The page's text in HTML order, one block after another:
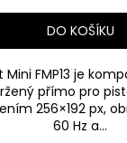
DO KOŠÍKU
Mini FMP13 je
přímo pro
256×192 px,
60 Hz a...